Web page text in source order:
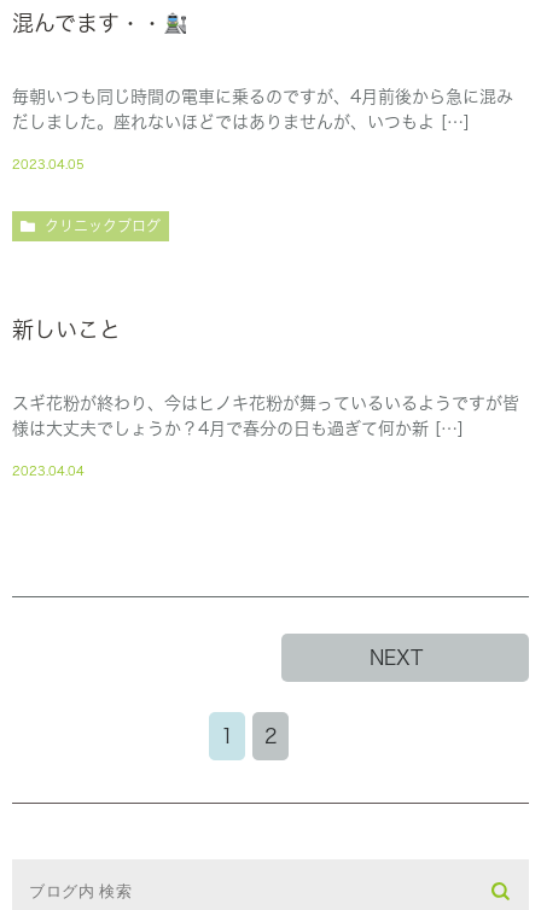
混んでます・・
毎朝いつも同じ時間の電車に乗るのですが、4月前後から急に混み
だしました。座れないほどではありませんが、いつもよ […]
2023.04.05
クリニックブログ
新しいこと
スギ花粉が終わり、今はヒノキ花粉が舞っているいるようですが皆
様は大丈夫でしょうか？4月で春分の日も過ぎて何か新 […]
2023.04.04
1 2
NEXT